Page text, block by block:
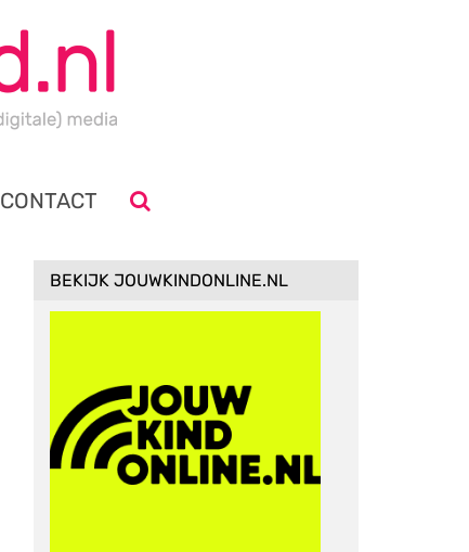
CONTACT
BEKIJK JOUWKINDONLINE.NL